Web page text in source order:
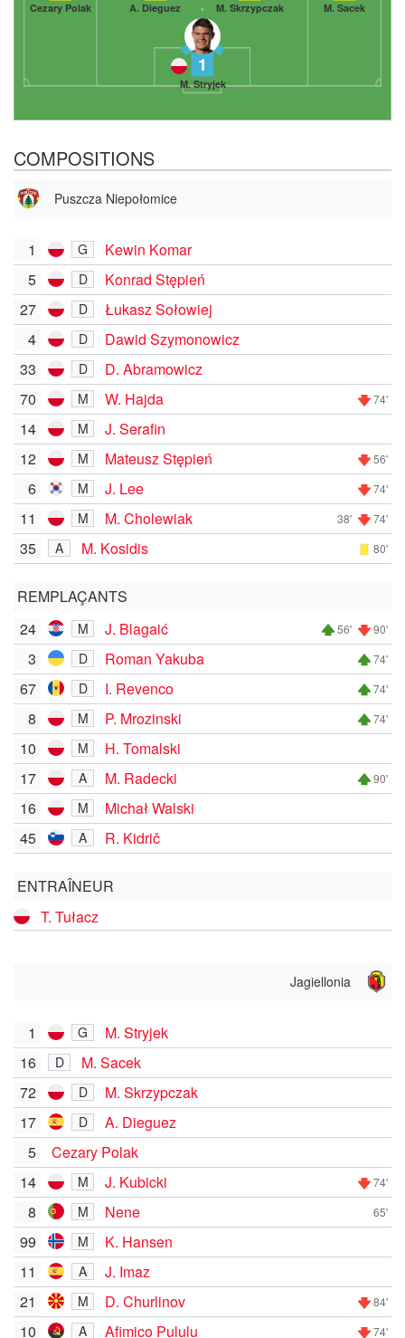
1
M. Stryjek
Cezary Polak A. Dieguez M. Skrzypczak M. Sacek
COMPOSITIONS
Puszcza Niepołomice
1 G
Kewin Komar
5
D
Konrad Stępień
27
D
Łukasz Sołowiej
4
D
Dawid Szymonowicz
33
D
D. Abramowicz
70
M W. Hajda 74'
14 M
J. Serafin
12
M Mateusz Stępień 56'
6 M J. Lee 74'
11 M M. Cholewiak 38' 74'
35 A M. Kosidis 80'
REMPLAÇANTS
24
M J. Blagaić 56' 90'
3 D Roman Yakuba 74'
67 D I. Revenco 74'
8 M P. Mrozinski 74'
10 M
H. Tomalski
17
A M. Radecki 90'
16 M
Michał Walski
45
A R. Kidrič
ENTRAÎNEUR
T. Tułacz
Jagiellonia
1 G
M. Stryjek
16
D
M. Sacek
72
D
M. Skrzypczak
17
D
A. Dieguez
5
Cezary Polak
14
M J. Kubicki 74'
8 M Nene 65'
99 M
K. Hansen
11
A
J. Imaz
21
M D. Churlinov 84'
10 A Afimico Pululu 74'